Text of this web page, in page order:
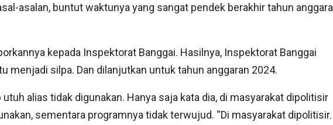
asalan, buntut waktunya yang sangat pendek berakhir tahun
kepada Inspektorat Banggai. Hasilnya, Inspektorat Banggai
menjadi silpa. Dan dilanjutkan untuk tahun anggaran 2024.
utuh alias tidak digunakan. Hanya saja kata dia, di masyarakat dipolitisir
sementara programnya tidak terwujud. “Di masyarakat dipolitisir.